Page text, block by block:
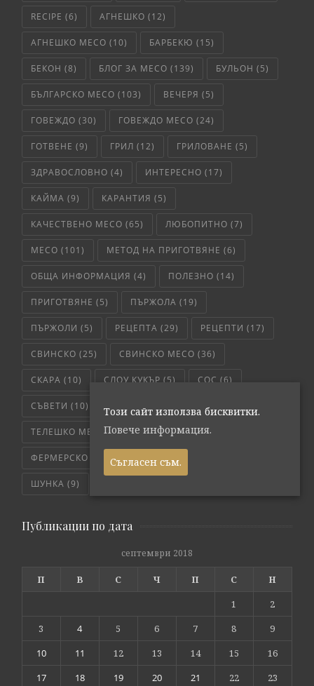
RECIPE (6) АГНЕШКО (12)
АГНЕШКО МЕСО (10) БАРБЕКЮ (15)
БЕКОН (8) БЛОГ ЗА МЕСО (139) БУЛЬОН (5)
БЪЛГАРСКО МЕСО (103) ВЕЧЕРЯ (5)
ГОВЕЖДО (30) ГОВЕЖДО МЕСО (24)
ГОТВЕНЕ (9) ГРИЛ (12) ГРИЛОВАНЕ (5)
ЗДРАВОСЛОВНО (4) ИНТЕРЕСНО (17)
КАЙМА (9) КАРАНТИЯ (5)
КАЧЕСТВЕНО МЕСО (65) ЛЮБОПИТНО (7)
МЕСО (101) МЕТОД НА ПРИГОТВЯНЕ (6)
ОБЩА ИНФОРМАЦИЯ (4) ПОЛЕЗНО (14)
ПРИГОТВЯНЕ (5) ПЪРЖОЛА (19)
ПЪРЖОЛИ (5) РЕЦЕПТА (29) РЕЦЕПТИ (17)
СВИНСКО (25) СВИНСКО МЕСО (36)
СКАРА (10) СЛОУ КУКЪР (5) СОС (6)
СЪВЕТИ (10) ТЕЛЕШКО
ТЕЛЕШКО МЕСО(6) ТРИКОВЕ(8)
ФЕРМЕРСКО СВЕЖО(171) ЧЕРВЕНО МЕСО
ШУНКА (9)
Публикации по дата
септември 2018
П В С Ч П С
Н
1
2
3
4 5 6 7 8
9
10
11 12 13 14 15
16
17
18 19 20 21 22 23
Този сайт използва бисквитки.
Повече информация.
Съгласен съм.